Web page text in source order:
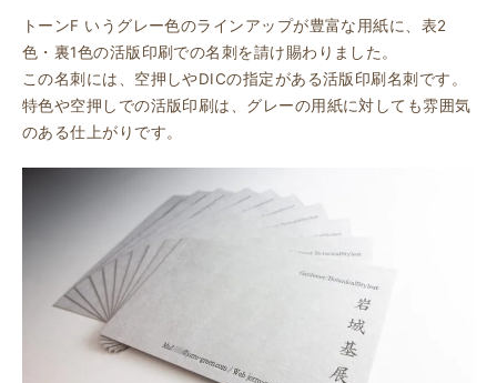
トーンF いうグレー色のラインアップが豊富な用紙に、表2
色・裏1色の活版印刷での名刺を請け賜わりました。
この名刺には、空押しやDICの指定がある活版印刷名刺です。
特色や空押しでの活版印刷は、グレーの用紙に対しても雰囲気
のある仕上がりです。